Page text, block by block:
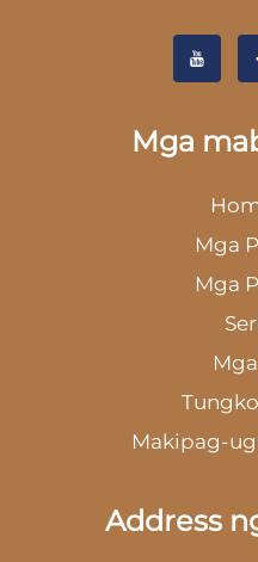
Mga
Mga
Mga
Makipag-
Address